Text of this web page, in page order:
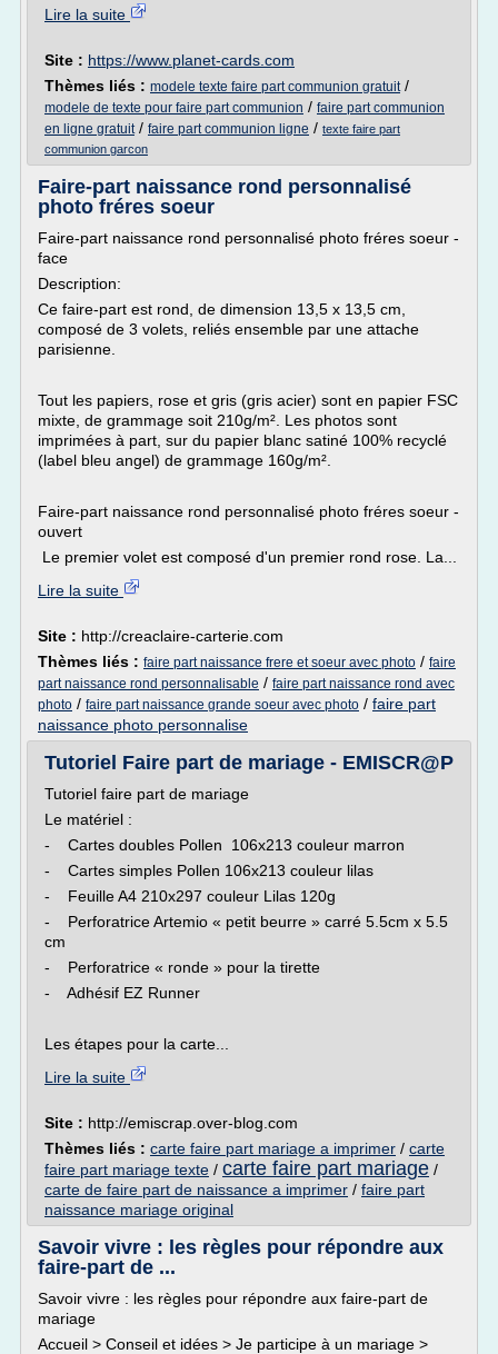
Lire la suite
Site : https://www.planet-cards.com
Thèmes liés : modele texte faire part communion gratuit/
modele de texte pour faire part communion / faire part communion
en ligne gratuit/ faire part communion ligne / texte faire part
communion garcon
Faire-part naissance rond personnalisé
photo fréres soeur
Faire-part naissance rond personnalisé photo fréres soeur -
face
Description:
Ce faire-part est rond, de dimension 13,5 x 13,5 cm,
composé de 3 volets, reliés ensemble par une attache
parisienne.
Tout les papiers, rose et gris (gris acier) sont en papier FSC
mixte, de grammage soit 210g/m². Les photos sont
imprimées à part, sur du papier blanc satiné 100% recyclé
(label bleu angel) de grammage 160g/m².
Faire-part naissance rond personnalisé photo fréres soeur -
ouvert
Le premier volet est composé d'un premier rond rose. La...
Lire la suite
Site : http://creaclaire-carterie.com
Thèmes liés : faire part naissance frere et soeur avec photo / faire
part naissance rond personnalisable / faire part naissance rond avec
photo / faire part naissance grande soeur avec photo / faire part
naissance photo personnalise
Tutoriel Faire part de mariage - EMISCR@P
Tutoriel faire part de mariage
Le matériel :
- Cartes doubles Pollen 106x213 couleur marron
- Cartes simples Pollen 106x213 couleur lilas
- Feuille A4 210x297 couleur Lilas 120g
- Perforatrice Artemio « petit beurre » carré 5.5cm x 5.5
cm
- Perforatrice « ronde » pour la tirette
- Adhésif EZ Runner
Les étapes pour la carte...
Lire la suite
Site : http://emiscrap.over-blog.com
Thèmes liés : carte faire part mariage a imprimer / carte
faire part mariage texte / carte faire part mariage /
carte de faire part de naissance a imprimer / faire part
naissance mariage original
Savoir vivre : les règles pour répondre aux
faire-part de ...
Savoir vivre : les règles pour répondre aux faire-part de
mariage
Accueil > Conseil et idées > Je participe à un mariage >